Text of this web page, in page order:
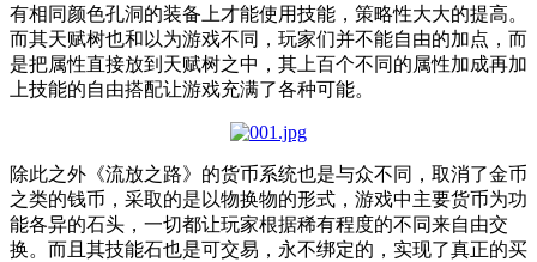
有相同颜色孔洞的装备上才能使用技能，策略性大大的提高。
而其天赋树也和以为游戏不同，玩家们并不能自由的加点，而
是把属性直接放到天赋树之中，其上百个不同的属性加成再加
上技能的自由搭配让游戏充满了各种可能。
除此之外《流放之路》的货币系统也是与众不同，取消了金币
之类的钱币，采取的是以物换物的形式，游戏中主要货币为功
能各异的石头，一切都让玩家根据稀有程度的不同来自由交
换。而且其技能石也是可交易，永不绑定的，实现了真正的买